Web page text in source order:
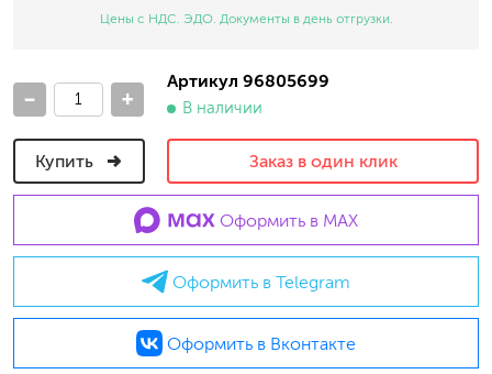
Цены с НДС. ЭДО. Документы в день отгрузки.
- +
Артикул 96805699
В наличии
Купить Заказ в один клик
Оформить в MAX
Оформить в Telegram
Оформить в Вконтакте